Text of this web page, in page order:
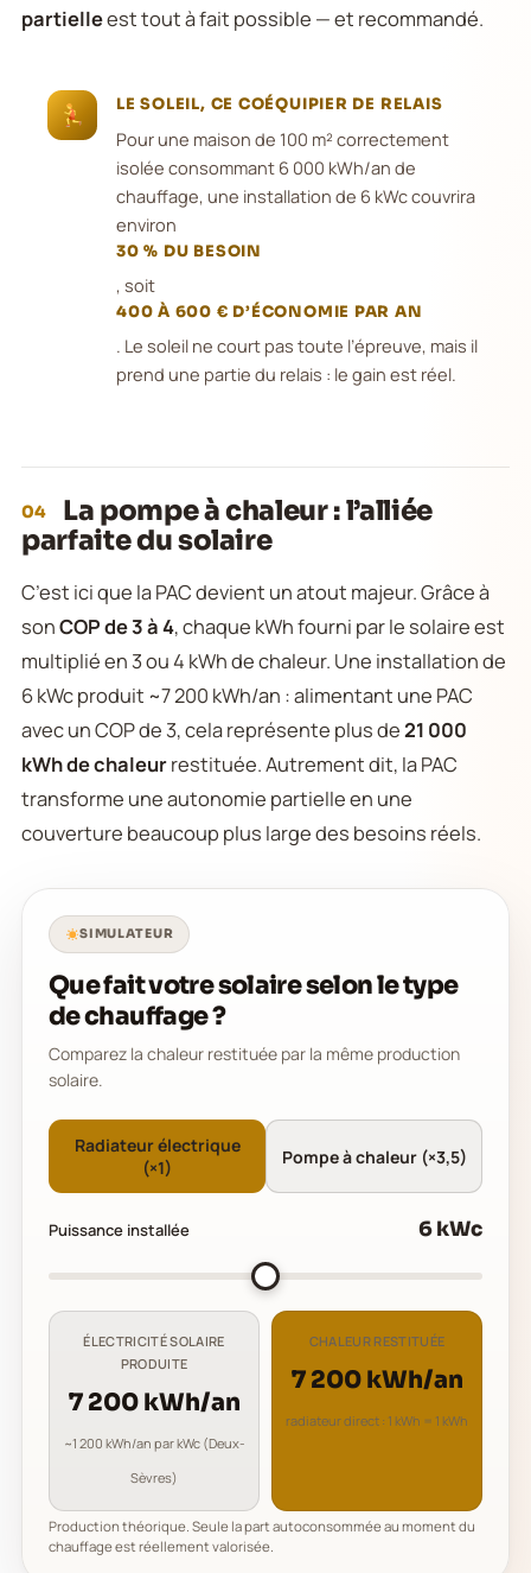
partielleest tout à fait possible — et recommandé.
LE SOLEIL, CE COÉQUIPIER DE RELAIS
Pour une maison de 100 m² correctement
isolée consommant 6 000 kWh/an de
chauffage, une installation de 6 kWc couvrira
environ
30 % DU BESOIN
, soit
400 À 600 € D’ÉCONOMIE PAR AN
. Le soleil ne court pas toute l’épreuve, mais il
prend une partie du relais : le gain est réel.
04
La pompe à chaleur : l’alliée
parfaite du solaire
C’est ici que la PAC devient un atout majeur. Grâce à
sonCOP de 3 à 4, chaque kWh fourni par le solaire est
multiplié en 3 ou 4 kWh de chaleur. Une installation de
6 kWc produit ~7 200 kWh/an : alimentant une PAC
avec un COP de 3, cela représente plus de21 000
kWh de chaleurrestituée. Autrement dit, la PAC
transforme une autonomie partielle en une
couverture beaucoup plus large des besoins réels.
SIMULATEUR
Que fait votre solaire selon le type
de chauffage ?
Comparez la chaleur restituée par la même production
solaire.
Radiateur électrique
(×1)
Pompe à chaleur (×3,5)
Puissance installée 6kWc
ÉLECTRICITÉ SOLAIRE
PRODUITE
7 200 kWh/an
~1 200 kWh/an par kWc (Deux-
Sèvres)
CHALEUR RESTITUÉE
7 200 kWh/an
radiateur direct : 1 kWh = 1 kWh
Production théorique. Seule la part autoconsommée au moment du
chauffage est réellement valorisée.